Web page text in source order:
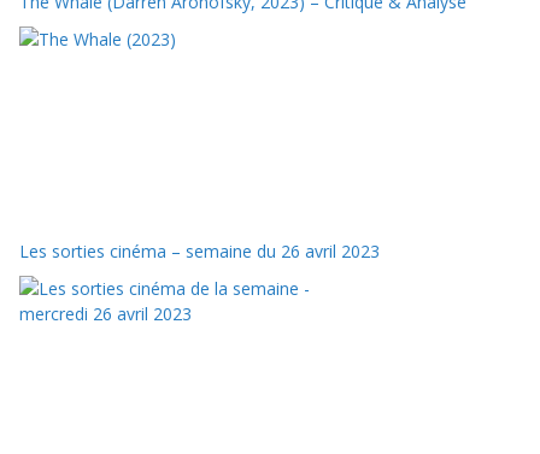
Les sorties cinéma – semaine du 26 avril 2023